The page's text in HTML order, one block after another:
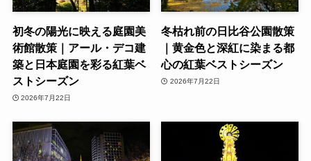
初冬の陽光に映える庭園美
術館散策｜アール・デコ建
築と日本庭園を彩る紅葉ベ
ストシーズン
2026年7月22日
冬枯れ前の日比谷公園散策
｜黄金色と深紅に染まる都
心の紅葉ベストシーズン
2026年7月22日